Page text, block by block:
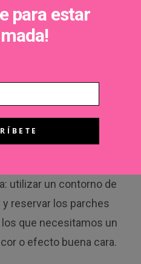
movimientos suaves y
refleja nuestro
convence a los
utilizar un contorno de
reservar los parches
que necesitamos un
o efecto buena cara.
para estar